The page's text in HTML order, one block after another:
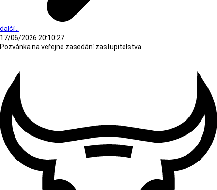
další...
17/06/2026 20:10:27
Pozvánka na veřejné zasedání zastupitelstva